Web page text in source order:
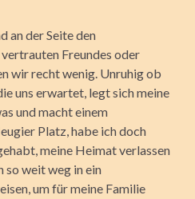
an der Seite den
Freundes oder
wir recht wenig. Unruhig ob
uns erwartet, legt sich meine
und macht einem
Platz, habe ich doch
meine Heimat verlassen
so weit weg in ein
um für meine Familie